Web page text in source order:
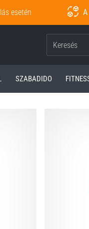
esetén
SZABADIDO